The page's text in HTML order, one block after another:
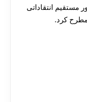
مستقیم انتقاداتی
کرد.